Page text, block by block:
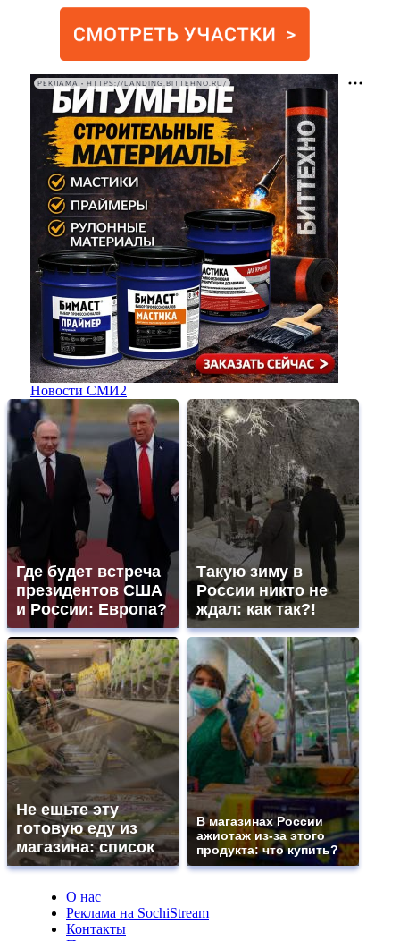
РЕКЛАМА • HTTPS://LANDING.BITTEHNO.RU/
Новости СМИ2
Где будет встреча
президентов США
и России: Европа?
Такую зиму в
России никто не
ждал: как так?!
Не ешьте эту
готовую еду из
магазина: список
В магазинах России
ажиотаж из-за этого
продукта: что купить?
О нас
Реклама на SochiStream
Контакты